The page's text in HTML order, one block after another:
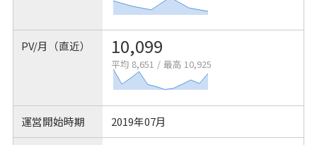
PV/月（直近） 10,099
平均 8,651 / 最高 10,925
運営開始時期 2019年07月